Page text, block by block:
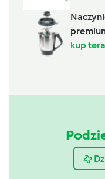
kup